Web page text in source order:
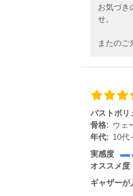
お気づき
せ。
またのご
バストボリ
骨格:
ウェ
年代: 10代
実感度
オススメ度
ギャザーが